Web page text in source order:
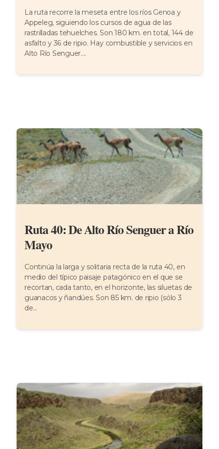
La ruta recorre la meseta entre los ríos Genoa y
Appeleg, siguiendo los cursos de agua de las
rastrilladas tehuelches. Son 180 km. en total, 144 de
asfalto y 36 de ripio. Hay combustible y servicios en
Alto Río Senguer....
Ruta 40: De Alto Río Senguer a Río
Mayo
Continúa la larga y solitaria recta de la ruta 40, en
medio del típico paisaje patagónico en el que se
recortan, cada tanto, en el horizonte, las siluetas de
guanacos y ñandúes. Son 85 km. de ripio (sólo 3
de...